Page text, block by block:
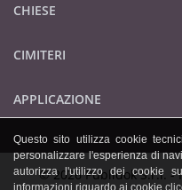
CHIESE
CIMITERI
APPLICAZIONE
© 2026 Publidok S.r.l. -
Questo sito utilizza cookie
personalizzare l'esperienza di
autorizza l'utilizzo dei cookie
informazioni riguardo ai cookie